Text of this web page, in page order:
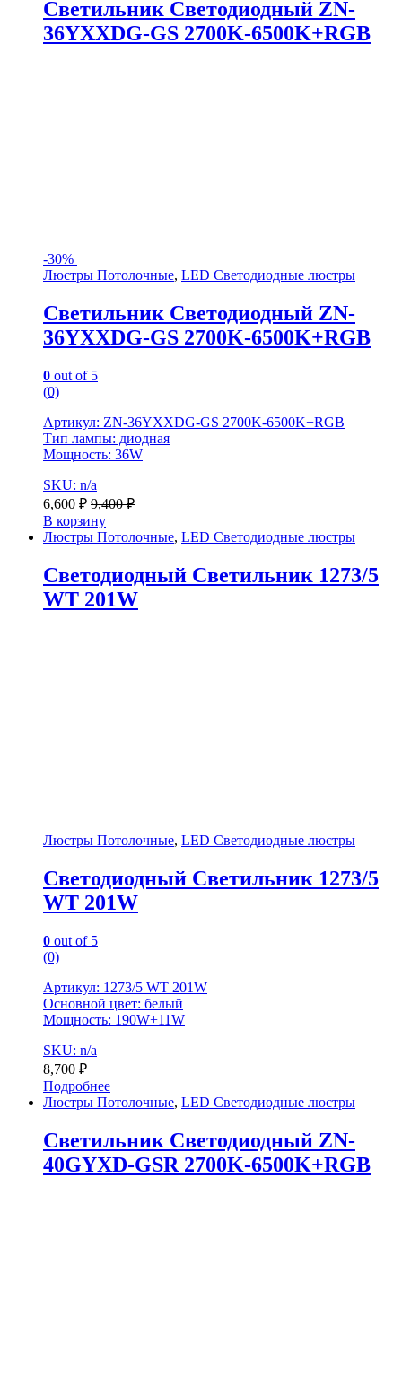
Светильник Светодиодный ZN-
36YXXDG-GS 2700K-6500K+RGB
-30%
Люстры Потолочные, LED Светодиодные люстры
Светильник Светодиодный ZN-
36YXXDG-GS 2700K-6500K+RGB
0 out of 5
(0)
Артикул: ZN-36YXXDG-GS 2700K-6500K+RGB
Тип лампы: диодная
Мощность: 36W
SKU: n/a
6,600 ₽ 9,400₽
В корзину
Люстры Потолочные, LED Светодиодные люстры
Светодиодный Светильник 1273/5
WT 201W
Люстры Потолочные, LED Светодиодные люстры
Светодиодный Светильник 1273/5
WT 201W
0 out of 5
(0)
Артикул: 1273/5 WT 201W
Основной цвет: белый
Мощность: 190W+11W
SKU: n/a
8,700 ₽
Подробнее
Люстры Потолочные, LED Светодиодные люстры
Светильник Светодиодный ZN-
40GYXD-GSR 2700K-6500K+RGB